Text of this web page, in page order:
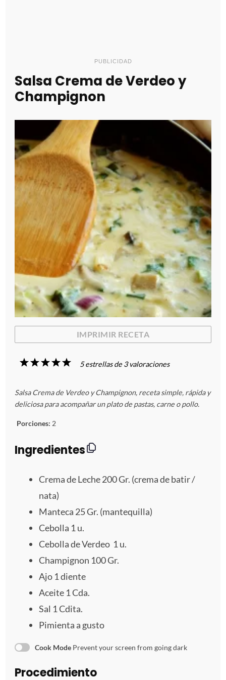
PUBLICIDAD
Salsa Crema de Verdeo y
Champignon
IMPRIMIR RECETA
5
s
r
e
l
a
s
4
s
r
l
a
s
3
s
t
r
l
l
a
s
2
s
t
r
e
l
l
a
s
1
s
t
r
l
a
5estrellas de 3valoraciones
Salsa Crema de Verdeo y Champignon, receta simple, rápida y
deliciosa para acompañar un plato de pastas, carne o pollo.
Porciones: 2
Ingredientes
Crema de Leche 200 Gr. (crema de batir /
nata)
Manteca 25Gr. (mantequilla)
Cebolla 1 u.
Cebolla de Verdeo 1 u.
Champignon 100Gr.
Ajo 1diente
Aceite 1Cda.
Sal 1Cdita.
Pimienta a gusto
Cook Mode Prevent your screen from going dark
Procedimiento